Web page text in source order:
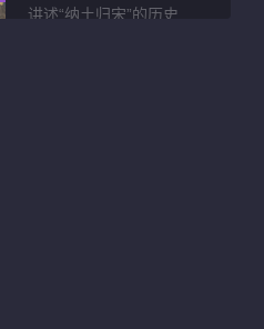
讲述“纳土归宋”的历史